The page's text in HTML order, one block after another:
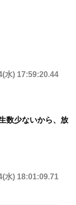
水) 17:59:20.44
数少ないから、放
水) 18:01:09.71